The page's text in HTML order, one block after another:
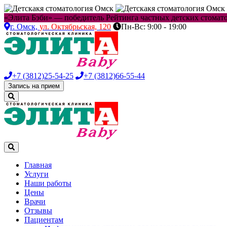
«Элита Бэби» — победитель Рейтинга частных детских
г. Омск, ул. Октябрьская, 120 Пн-Вс: 9:00 - 19:00
+7 (3812)25-54-25 +7 (3812)66-55-44
Запись на прием
Главная
Услуги
Наши работы
Цены
Врачи
Отзывы
Пациентам